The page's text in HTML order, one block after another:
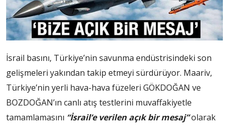
İsrail basını, Türkiye’nin savunma endüstrisindeki son
gelişmeleri yakından takip etmeyi sürdürüyor. Maariv,
Türkiye’nin yerli hava-hava füzeleri GÖKDOĞAN ve
BOZDOĞAN’ın canlı atış testlerini muvaffakiyetle
tamamlamasını “İsrail’e verilen açık bir mesaj”olarak